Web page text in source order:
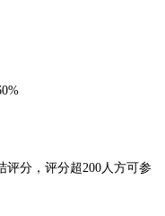
分，评分超200人方可参